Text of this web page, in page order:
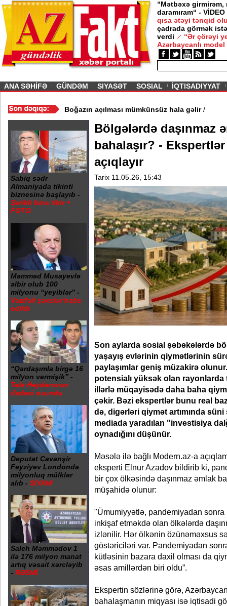
“Mətbəxə girmirəm,
daramıram“ - VİDEO
qısa ətəyi tənqid
çadrada görmək
verdi
“Ər çörəyi
Azərbaycanlı model
ANA SƏHİFƏ GÜNDƏM SIYASƏT SOSIAL İQTISADIYYAT
yeni tələblər irəli sürdü - Boğazın açılması mümkünsüz hala
Sabiq sədr
Almaniyada tikinti
biznesinə başlayıb -
Şərikli bina tikir +
FOTO
Məmməd Musayevlə
əlbir olub 100
milyonu “yeyiblər” -
Vəzifəli şəxslər həbs
edildi
“Qardaşımla birgə 16
milyon vermişik” -
Tale Heydərovun
ifadəsi oxundu
Deputat Cavanşir
Feyziyev Londonda
milyonluq mülklər
alıb - SİYAHI
Saleh Məmmədov 1
ilə 176 milyon manat
artıq vəsait xərcləyib
- RƏSMİ
Bölgələrdə daşınmaz
bahalaşır? -
açıqlayır
Tarix 11.05.26, 15:43
Son aylarda sosial şəbəkələrdə
yaşayış evlərinin qiymətlərinin
paylaşımlar geniş müzakirə
potensialı yüksək olan
illərlə müqayisədə daha baha
çəkir. Bəzi ekspertlər bunu real
də, digərləri qiymət artımında
mediada yaradılan "investisiya
oynadığını düşünür.
Məsələ ilə bağlı Modern.az-a
eksperti Elnur Azadov bildirib ki,
bir çox ölkəsində daşınmaz əmlak
müşahidə olunur:
"Ümumiyyətlə, pandemiyadan
inkişaf etməkdə olan ölkələrdə
izlənilir. Hər ölkənin özünəməxsus
göstəriciləri var. Pandemiyadan
kütləsinin bazara daxil olması da
əsas amillərdən biri oldu”.
Ekspertin sözlərinə görə,
bahalaşmanın miqyası isə iqtisadi